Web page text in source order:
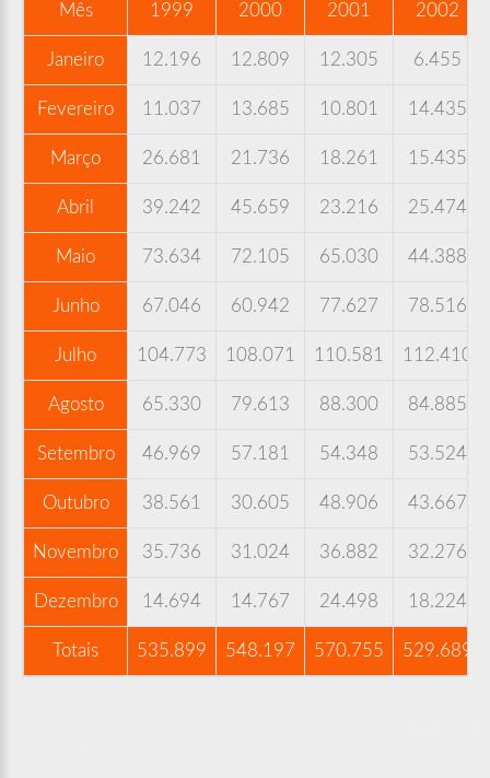
Mês 1999 2000 2001 2002
Janeiro 12.196 12.809 12.305 6.455
Fevereiro 11.037 13.685 10.801 14.435
Março 26.681 21.736 18.261 15.435
Abril 39.242 45.659 23.216 25.474
Maio 73.634 72.105 65.030 44.388
Junho 67.046 60.942 77.627 78.516
Julho 104.773 108.071 110.581 112.410
Agosto 65.330 79.613 88.300 84.885
Setembro 46.969 57.181 54.348 53.524
Outubro 38.561 30.605 48.906 43.667
Novembro 35.736 31.024 36.882 32.276
Dezembro 14.694 14.767 24.498 18.224
Totais 535.899 548.197 570.755 529.689